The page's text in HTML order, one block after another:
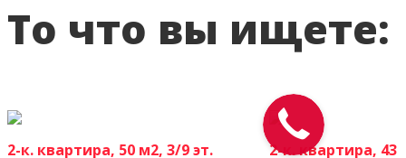
То что вы ищете:
2-к. квартира, 50 м2, 3/9 эт.
2-к. квартира, 43